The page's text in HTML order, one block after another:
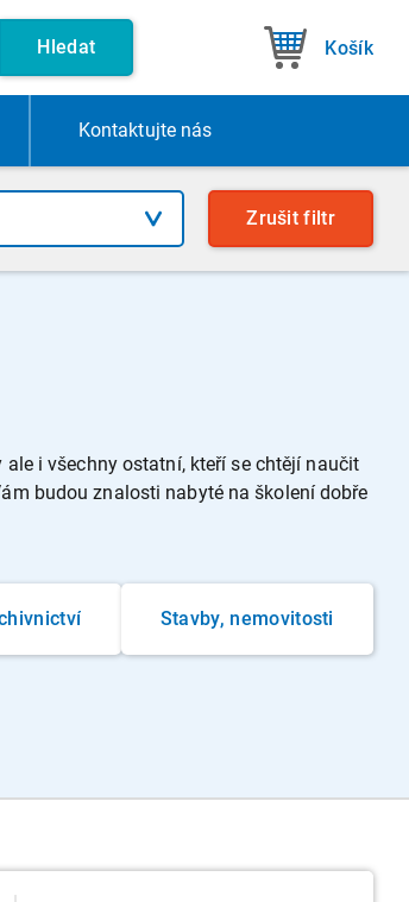
Hledat Košík
Kontaktujte nás
Zrušit filtr
ale i všechny ostatní, kteří se chtějí naučit
budou znalosti nabyté na školení dobře
Stavby, nemovitosti